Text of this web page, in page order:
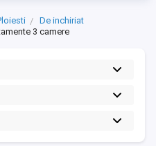
De inchiriat
3 camere